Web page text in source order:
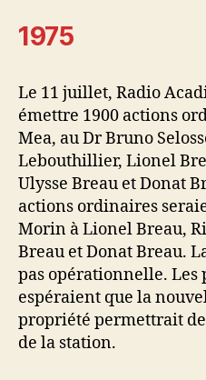
1975
Le 11 juillet, Radio
émettre 1900 actions
Mea, au Dr Bruno
Lebouthillier, Lionel
Ulysse Breau et Donat
actions ordinaires
Morin à Lionel Breau,
Breau et Donat Breau.
pas opérationnelle. Les
espéraient que la
propriété permettrait
de la station.